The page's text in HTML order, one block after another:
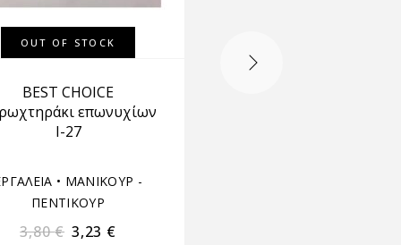
OUT OF STOCK
BEST CHOICE
επωνυχίων
Ι-27
• ΜΑΝΙΚΟΥΡ -
ΠΕΝΤΙΚΟΥΡ
3,80€ 3,23 €